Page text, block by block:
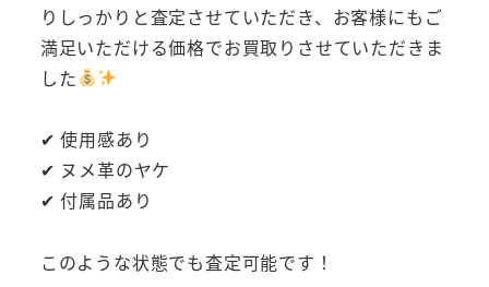
りしっかりと査定させていただき、お客様にもご
満足いただける価格でお買取りさせていただきま
した
✔ 使用感あり
✔ ヌメ革のヤケ
✔ 付属品あり
このような状態でも査定可能です！